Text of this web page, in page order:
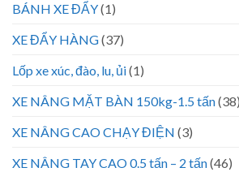
BÁNH XE ĐẨY(1)
XE ĐẨY HÀNG(37)
Lốp xe xúc, đào, lu, ủi(1)
XE NÂNG MẶT BÀN 150kg-1.5 tấn(38)
XE NÂNG CAO CHẠY ĐIỆN (3)
XE NÂNG TAY CAO 0.5 tấn – 2 tấn(46)